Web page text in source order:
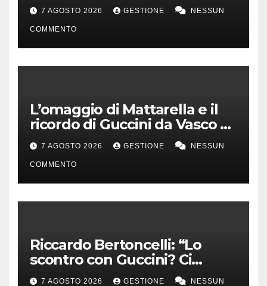
volume
7 AGOSTO 2026 GESTIONE NESSUN
COMMENTO
L’omaggio di Mattarella e il
ricordo di Guccini da Vasco a
Milo Manara
7 AGOSTO 2026 GESTIONE NESSUN
COMMENTO
Riccardo Bertoncelli: “Lo
scontro con Guccini? Ci
volevamo bene”
7 AGOSTO 2026 GESTIONE NESSUN